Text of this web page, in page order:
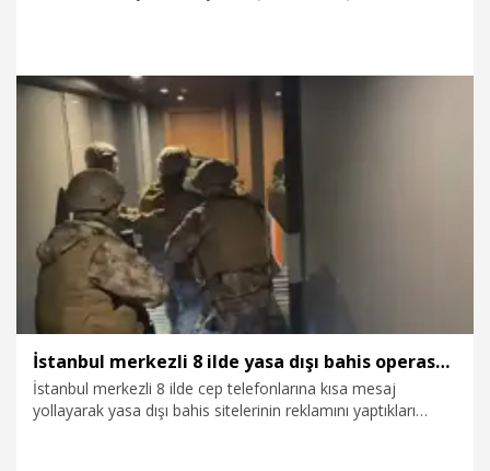
31.07.2026 Gündem
İstanbul merkezli 8 ilde yasa dışı bahis operasyonu: 26 gözaltı
İstanbul merkezli 8 ilde cep telefonlarına kısa mesaj
yollayarak yasa dışı bahis sitelerinin reklamını yaptıkları